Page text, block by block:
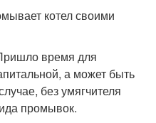
котел своими
время для
а может быть
без умягчителя
промывок.